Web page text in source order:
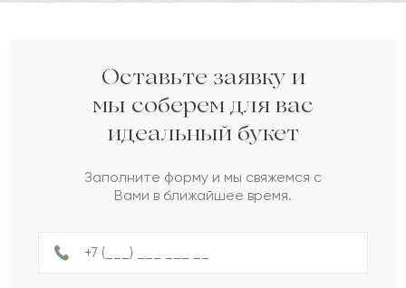
Г 2022-04-28
Гульжамила
2022-01-31
Гортензия
2022-01-07
Артур
Долорес
Б Биахмет
Оставьте заявку и
мы соберем для вас
идеальный букет
Заполните форму и мы свяжемся с
Вами в ближайшее время.